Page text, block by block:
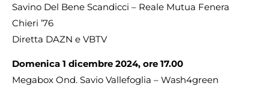
Savino Del Bene Scandicci – Reale Mutua Fenera
Chieri ’76
Diretta DAZN e VBTV
Domenica 1 dicembre 2024, ore 17.00
Megabox Ond. Savio Vallefoglia – Wash4green